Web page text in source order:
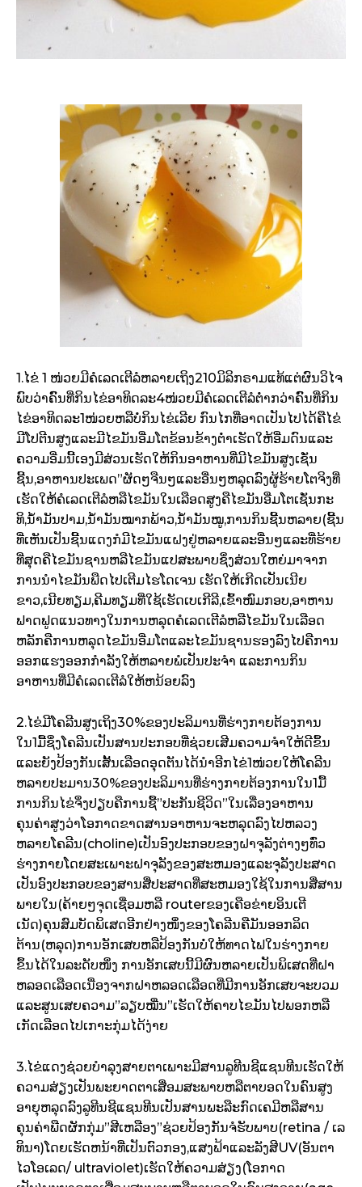
1.ໄຂ່ 1 ໜ່ວຍ​ມີ​ຄໍ​ເລດ​ເຕີ​ລໍ​ຫລາຍ​ເຖິງ210ມິ​ລິ​ກຣາມ​ແທ້ແຕ່​ຜົນ​ວິ​ໄຈ​
ພົບ​ວ່າຄົົນທີ່​ກິນ​ໄຂ່​ອາທິດ​ລະ4ໜ່ວຍ​ມີ​ຄໍ​ເລດ​ເຕີ​ລໍ​ຕ່ຳ​ກວ່າ​ຄົົນທີ່​ກິນ​
ໄຂ່​ອາທິດ​ລະ1ໜ່ວຍ​ຫລື​ບໍ່​ກິນ​ໄຂ່​ເລີຍ ກົນ​ໄກ​ທີ່​ອາດ​ເປັນ​ໄປ​ໄດ້​ຄືໄຂ່​
ມີ​ໂປ​ຕີນ​ສູງ​ແລະ​ມີ​ໄຂ​ມັນ​ອີ່ມ​ໂຕ​ຂ້ອນ​ຂ້າງ​ຕ່ຳເຮັດໃຫ້​ອີ່ມ​ດົນແລະ​
ຄວາມ​ອີ່ມ​ນີ້​ເອງ​ມີ​ສ່ວນ​ເຮັດໃຫ້​ກິນ​ອາຫານ​ທີ່​ມີ​ໄຂ​ມັນ​ສູງເຊັ່ນ
ຊີ້ນ,ອາຫານ​ປະ​ເພດ”ຜັດໆຈືນໆແລະອື່ນໆຫລຸດລົງຜູ້​ຮ້າຍ​ໂຕຈິງ​ທີ່​
ເຮັດໃຫ້​ຄໍ​ເລດ​ເຕີ​ລໍ​ຫລື​ໄຂ​ມັນ​ໃນ​ເລືອດ​ສູງ​ຄືໄຂ​ມັນ​ອີ່ມ​ໂຕເຊັ່ນກະ​
ທິ,ນ້ຳ​ມັນ​ປາມ,ນ້ຳ​ມັນ​ໝາກ​ພ້າວ,ນ້ຳ​ມັນ​ໝູ,ການ​ກິນ​ຊີ້ນ​ຫລາຍ​(ຊີ້ນ
ທີ່​ເຫັນ​ເປັນ​ຊີ້ນ​ແດງ​ກໍ​ມີ​ໄຂ​ມັນ​ແຝງ​ຢູ່​ຫລາຍແລະອື່ນໆແລະ​ທີ່​ຮ້າຍ​
ທີ່ສຸດ​ຄືໄຂ​ມັນ​ຊານ​ຫລື​ໄຂ​ມັນ​ແປ​ສະພາບຊຶ່ງ​ສ່ວນ​ໃຫຍ່​ມາ​ຈາກ​
ການ​ນຳ​ໄຂ​ມັນ​ພືດ​ໄປ​ເຕີມ​ໄຮ​ໂດເຈນ ເຮັດໃຫ້​ເກີດ​ເປັນ​ເນີຍ​
ຂາວ,ເນີຍ​ທຽມ,ຄີມ​ທຽມທີ່​ໃຊ້​ເຮັດ​ເບ​ເກີ​ລີ,ເຂົ້າໜົມ​​ກອບ,ອາຫານ​
ຟາດ​ຟູດແນວ​ທາງ​ໃນ​ການຫ​ລຸດ​ຄໍ​ເລດ​ເຕີ​ລໍ​ຫລື​ໄຂ​ມັນ​ໃນ​ເລືອດ​
ຫລັກ​ຄືການຫ​ລຸດ​ໄຂ​ມັນ​ອີ່ມ​ໂຕ​ແລະ​ໄຂ​ມັນ​ຊານຮອງ​ລົງ​ໄປ​ຄືການ​
ອອກ​ແຮງອອກ​ກຳ​ລັງ​ໃຫ້​ຫລາຍ​ພໍ​ເປັນ​ປະຈຳ ແລະ​ການ​ກິນ​
ອາຫານ​ທີ່​ມີ​ຄໍ​ເລດ​ເຕີ​ລໍ​ໃຫ້​ຫນ້ອຍ​ລົງ
2.ໄຂ່​ມີ​ໂຄ​ລີນ​ສູງ​ເຖິງ30%ຂອງ​ປະລິມານ​ທີ່​ຮ່າງກາຍ​ຕ້ອງ​ການ​
ໃນ1ມື້ຊຶ່ງ​ໂຄ​ລີນ​ເປັນ​ສານ​ປະກອບ​ທີ່​ຊ່ວຍ​ເສີມ​ຄວາມ​ຈຳ​ໃຫ້​ດີ​ຂຶ້ນ
ແລະ​ຍັງ​ປ້ອງ​ກັນ​ເສັ້ນ​ເລືອດ​ອຸດ​ຕັນ​ໄດ້​ນໍາອີກ​ໄຂ່1ໜ່ວຍ​ໃຫ້​ໂຄ​ລີນ​
ຫລາຍ​ປະ​ມານ30%ຂອງ​ປະລິມານ​ທີ່​ຮ່າງກາຍ​ຕ້ອງ​ການ​ໃນ1ມື້
ການ​ກິນ​ໄຂ່​ຈຶ່ງ​ປຽບ​ຄື​ການ​ຊື້”ປະ​ກັນ​ຊີວິດ”ໃນ​ເລື່ອງ​ອາຫານ​
ຄຸນຄ່າ​ສູງ​ວ່າໂອ​ກາດ​ຂາດ​ສານ​ອາຫານ​ຈະ​ຫລຸດລົງ​ໄປ​ຫລວງ
ຫລາຍໂຄ​ລີນ(choline)ເປັນ​ອົງປະກອບ​ຂອງ​ຝາ​ຈຸລັງຕ່າງໆທົ່ວ​
ຮ່າງກາຍໂດຍ​ສະເພາະ​ຝາຈຸລັງ​ຂອງ​ສະຫມອງ​ແລະ​ຈຸລັງ​ປະສາດ
ເປັນ​ອົງປະກອບ​ຂອງ​ສານ​ສື່​ປະສາດ​ທີ່​ສະຫມອງ​ໃຊ້​ໃນ​ການ​ສື່​ສານ​
ພາຍ​ໃນ(ຄ້າຍ​ໆຈຸດ​ເຊື່ອມ​ຫລື routerຂອງ​ເຄືອ​ຂ່າຍ​ອິນ​ເຕີ​
ເນັດ)ຄຸນສົມບັດ​ພິເສດ​ອີກ​ຢ່າງ​ໜຶ່ງ​ຂອງ​ໂຄ​ລີນ​ຄືມັນ​ອອກ​ລິດ​
ຕ້ານ(ຫລຸດ)ການ​ອັກ​ເສບຫລື​ປ້ອງ​ກັນ​ບໍ່​ໃຫ້​ທາດ​ໄຟ​ໃນ​ຮ່າງກາຍ​
ຂຶ້ນໄດ້​ໃນ​ລະ​ດັບ​ໜຶ່ງ ການ​ອັກ​ເສບ​ນີ້​ມີ​ຜົນ​ຫລາຍ​ເປັນ​ພິເສດ​ທີ່​ຝາ​
ຫລອດ​ເລືອດເນື່ອງ​ຈາກ​ຝາ​ຫລອດ​ເລືອດ​ທີ່​ມີ​ການ​ອັກ​ເສບ​ຈະ​ບວມ
ແລະ​ສູນ​ເສຍ​ຄວາມ”ລຽບ​ໝື່ນ”ເຮັດໃຫ້​ຄາບ​ໄຂ​ມັນ​ໄປ​ພອກຫລື​
ເກັດ​ເລືອດ​ໄປ​ເກາະ​ກຸ່ມ​ໄດ້​ງ່າຍ
3.ໄຂ່​ແດງ​ຊ່ວຍ​ບຳ​ລຸງ​ສາຍ​ຕາເພາະ​ມີ​ສານ​ລູ​ທີນຊີ​ແຊນ​ທີນເຮັດໃຫ້​
ຄວາມ​ສ່ຽງ​ເປັນ​ພະຍາດ​ຕາ​ເສື່ອມ​ສະພາບຫລື​ຕາບອດ​ໃນ​ຄົນ​ສູງ​
ອາ​ຍຸ​ຫລຸດລົງລູ​ທີນຊີ​ແຊນ​ທີນ​ເປັນ​ສານ​ພະ​ລືະ​ກົດ​ເຄ​ມີ​ຫລື​ສານ​
ຄຸນຄ່າ​ພືດ​ຜັກ​ກຸ່ມ”ສີ​ເຫລືອງ”ຊ່ວຍ​ປ້​ອງ​ກັນ​ຈໍ​ຮັບ​ພາບ(retina / ເລ​
ທິ​ນາ)ໂດຍ​ເຮັດ​ຫນ້າທີ່​ເປັນ​ຕົວ​ກອງ,ແສງ​​ຟ້າແລະ​ລັງສີUV(ອັນ​ຕາ​
ໄວ​ໂອ​ເລດ/ ultraviolet)ເຮັດໃຫ້​ຄວາມ​ສ່ຽງ(ໂອ​ກາດ​